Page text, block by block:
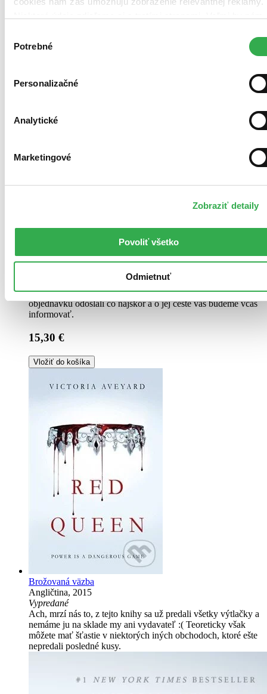
Ďakujeme!
súhlasu
Potrebné
Personalizačné
Analytické
Marketingové
Zobraziť detaily
Povoliť všetko
Odmietnuť
Angličtina, 2016
Tento produkt je na objednávku a jeho dodanie môže trvať aj
viac ako 30 dní. Urobíme však všetko pre to, aby sme vašu
objednávku odoslali čo najskôr a o jej ceste vás budeme včas
informovať.
15,30 €
Vložiť do košíka
Brožovaná väzba
Angličtina, 2015
Vypredané
Ach, mrzí nás to, z tejto knihy sa už predali všetky výtlačky a
nemáme ju na sklade my ani vydavateľ :( Teoreticky však
môžete mať šťastie v niektorých iných obchodoch, ktoré ešte
nepredali posledné kusy.